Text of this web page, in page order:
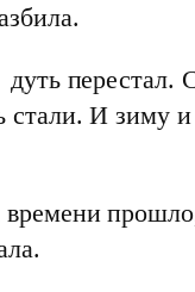
перестал.
стали. И зиму